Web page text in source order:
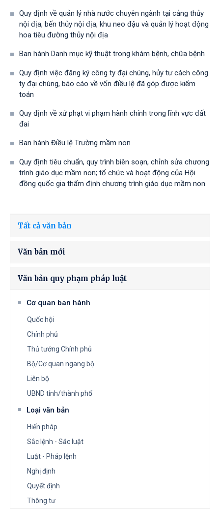
Quy định về quản lý nhà nước chuyên ngành tại cảng thủy
nội địa, bến thủy nội địa, khu neo đậu và quản lý hoạt động
hoa tiêu đường thủy nội địa
Ban hành Danh mục kỹ thuật trong khám bệnh, chữa bệnh
Quy định việc đăng ký công ty đại chúng, hủy tư cách công
ty đại chúng, báo cáo về vốn điều lệ đã góp được kiểm
toán
Quy định về xử phạt vi phạm hành chính trong lĩnh vực đất
đai
Ban hành Điều lệ Trường mầm non
Quy định tiêu chuẩn, quy trình biên soạn, chỉnh sửa chương
trình giáo dục mầm non; tổ chức và hoạt động của Hội
đồng quốc gia thẩm định chương trình giáo dục mầm non
Tất cả văn bản
Văn bản mới
Văn bản quy phạm pháp luật
Cơ quan ban hành
Quốc hội
Chính phủ
Thủ tướng Chính phủ
Bộ/Cơ quan ngang bộ
Liên bộ
UBND tỉnh/thành phố
Loại văn bản
Hiến pháp
Sắc lệnh - Sắc luật
Luật - Pháp lệnh
Nghị định
Quyết định
Thông tư